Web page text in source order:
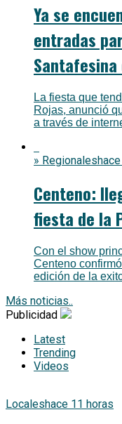
Ya se
entradas
Santafesina
La fiesta que
Rojas, anunció
a través de
» Regionales
Centeno:
fiesta de la
Con el show
Centeno
edición de la
Más noticias..
Publicidad
Latest
Trending
Videos
Localeshace 11 horas